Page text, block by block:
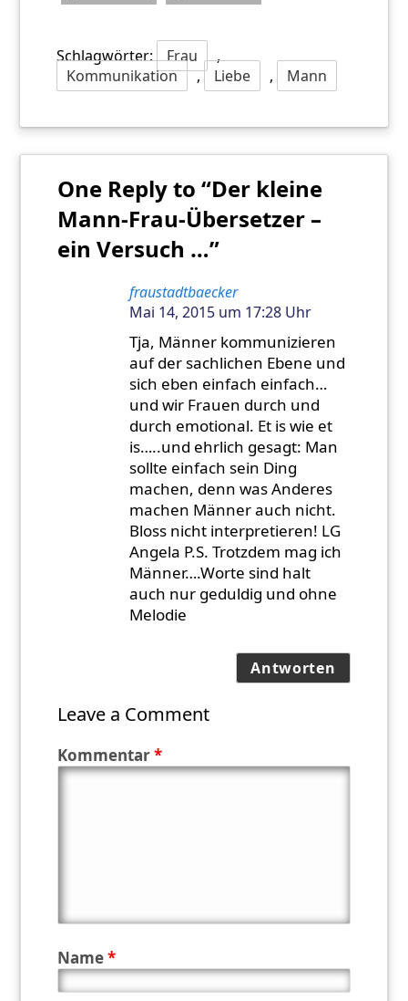
Schlagwörter: Frau
,
Kommunikation
, Liebe , Mann
One Reply to “Der kleine
Mann-Frau-Übersetzer –
ein Versuch …”
fraustadtbaecker
Mai 14, 2015 um 17:28 Uhr
Tja, Männer kommunizieren
auf der sachlichen Ebene und
sich eben einfach einfach…
und wir Frauen durch und
durch emotional. Et is wie et
is…..und ehrlich gesagt: Man
sollte einfach sein Ding
machen, denn was Anderes
machen Männer auch nicht.
Bloss nicht interpretieren! LG
Angela P.S. Trotzdem mag ich
Männer….Worte sind halt
auch nur geduldig und ohne
Melodie
Antworten
Leave a Comment
Kommentar*
Name*